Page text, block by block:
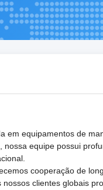
em equipamentos de
, nossa equipe possui
cooperação de
clientes globais